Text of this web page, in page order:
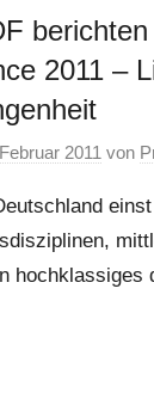
2011 –
2011 von
hochklassiges